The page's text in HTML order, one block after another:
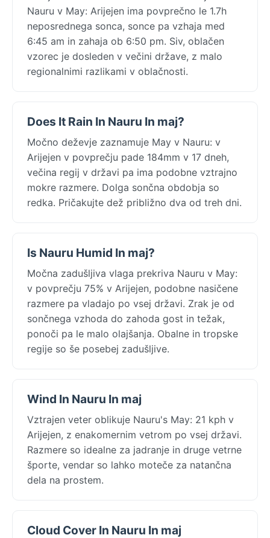
Nauru v May: Arijejen ima povprečno le 1.7h
neposrednega sonca, sonce pa vzhaja med
6:45 am in zahaja ob 6:50 pm. Siv, oblačen
vzorec je dosleden v večini države, z malo
regionalnimi razlikami v oblačnosti.
Does It Rain In Nauru In maj?
Močno deževje zaznamuje May v Nauru: v
Arijejen v povprečju pade 184mm v 17 dneh,
večina regij v državi pa ima podobne vztrajno
mokre razmere. Dolga sončna obdobja so
redka. Pričakujte dež približno dva od treh dni.
Is Nauru Humid In maj?
Močna zadušljiva vlaga prekriva Nauru v May:
v povprečju 75% v Arijejen, podobne nasičene
razmere pa vladajo po vsej državi. Zrak je od
sončnega vzhoda do zahoda gost in težak,
ponoči pa le malo olajšanja. Obalne in tropske
regije so še posebej zadušljive.
Wind In Nauru In maj
Vztrajen veter oblikuje Nauru's May: 21 kph v
Arijejen, z enakomernim vetrom po vsej državi.
Razmere so idealne za jadranje in druge vetrne
športe, vendar so lahko moteče za natančna
dela na prostem.
Cloud Cover In Nauru In maj